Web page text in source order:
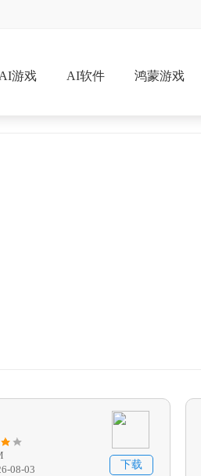
AI游戏 AI软件 鸿蒙游戏
08-03
下载